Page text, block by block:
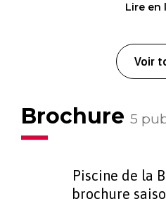
Lire en
Voir
Brochure 5
Piscine de la
brochure